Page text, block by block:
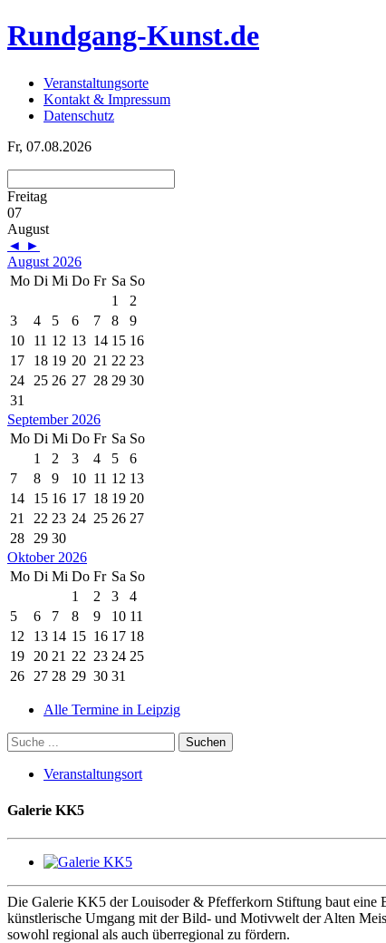
Rundgang-Kunst.de
Veranstaltungsorte
Kontakt & Impressum
Datenschutz
Fr, 07.08.2026
Freitag
07
August
◄ ►
August 2026
Mo Di Mi Do Fr Sa So
1
2
3
4 5 6 7 8
9
10
11 12 13 14 15 16
17
18 19 20 21 22 23
24 25 26 27 28 29 30
31
September 2026
Mo Di Mi Do Fr Sa So
1
2 3 4 5
6
7
8 9 10 11 12 13
14
15 16 17 18 19 20
21
22 23 24 25 26 27
28 29 30
Oktober 2026
Mo Di Mi Do Fr Sa So
1
2 3
4
5
6 7 8 9 10 11
12
13 14 15 16 17 18
19 20 21 22 23 24 25
26 27 28 29 30 31
Alle Termine in Leipzig
Veranstaltungsort
Galerie KK5
Die Galerie KK5 der Louisoder & Pfefferkorn Stiftung baut eine
künstlerische Umgang mit der Bild- und Motivwelt der Alten
sowohl regional als auch überregional zu fördern.